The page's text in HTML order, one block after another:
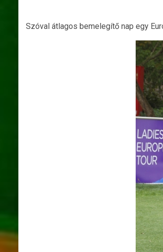
Szóval átlagos bemelegítő nap egy